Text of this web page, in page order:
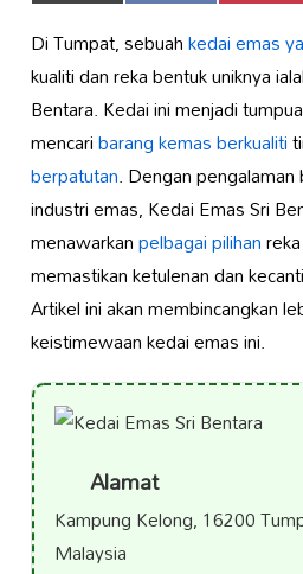
(Twitter)
Di Tumpat, sebuahkedai emas
kualiti dan reka bentuk uniknya
Bentara. Kedai ini menjadi
mencaribarang kemas berkualiti
berpatutan. Dengan
industri emas, Kedai Emas Sri
menawarkanpelbagai pilihan
memastikan ketulenan dan
Artikel ini akan membincangkan
keistimewaan kedai emas ini.
Alamat
Kampung Kelong, 16200
Malaysia